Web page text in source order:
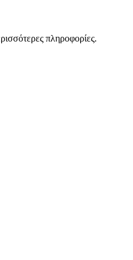
πληροφορίες.